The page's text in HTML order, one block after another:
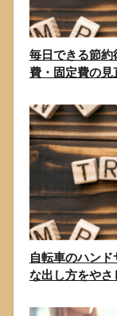
毎日できる節
費・固定費の見
自転車のハン
な出し方をやさ